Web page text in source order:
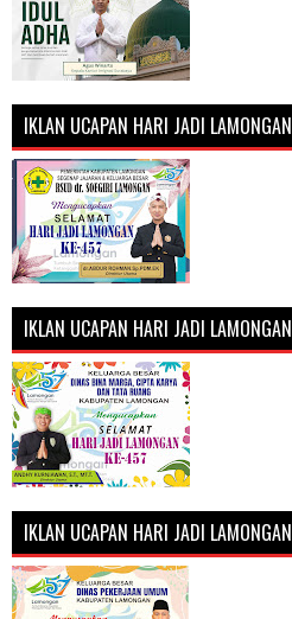
IKLAN UCAPAN HARI JADI LAMONGAN
IKLAN UCAPAN HARI JADI LAMONGAN
IKLAN UCAPAN HARI JADI LAMONGAN